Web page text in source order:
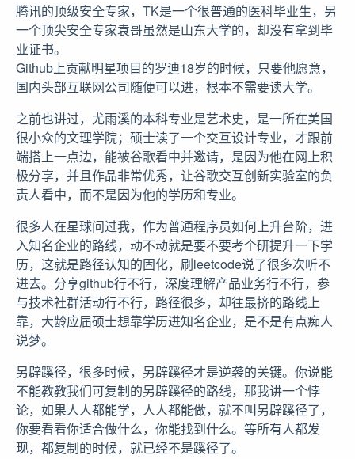
腾讯的顶级安全专家，TK是一个很普通的医科毕业生，另
一个顶尖安全专家袁哥虽然是山东大学的，却没有拿到毕
业证书。
Github上贡献明星项目的罗迪18岁的时候，只要他愿意，
国内头部互联网公司随便可以进，根本不需要读大学。
之前也讲过，尤雨溪的本科专业是艺术史，是一所在美国
很小众的文理学院；硕士读了一个交互设计专业，才跟前
端搭上一点边，能被谷歌看中并邀请，是因为他在网上积
极分享，并且作品非常优秀，让谷歌交互创新实验室的负
责人看中，而不是因为他的学历和专业。
很多人在星球问过我，作为普通程序员如何上升台阶，进
入知名企业的路线，动不动就是要不要考个研提升一下学
历，这就是路径认知的固化，刷leetcode说了很多次听不
进去。分享github行不行，深度理解产品业务行不行，参
与技术社群活动行不行，路径很多，却往最挤的路线上
靠，大龄应届硕士想靠学历进知名企业，是不是有点痴人
说梦。
另辟蹊径，很多时候，另辟蹊径才是逆袭的关键。你说能
不能教教我们可复制的另辟蹊径的路线，那我讲一个悖
论，如果人人都能学，人人都能做，就不叫另辟蹊径了，
你要看看你适合做什么，你能找到什么。等所有人都发
现，都复制的时候，就已经不是蹊径了。